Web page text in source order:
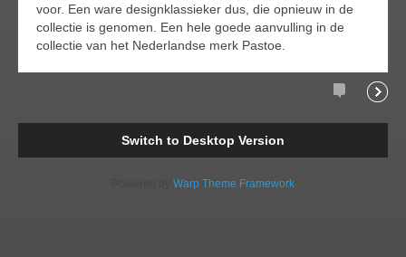
voor. Een ware designklassieker dus, die opnieuw in de
collectie is genomen. Een hele goede aanvulling in de
collectie van het Nederlandse merk Pastoe.
Comments
Switch to Desktop Version
Warp Theme Framework